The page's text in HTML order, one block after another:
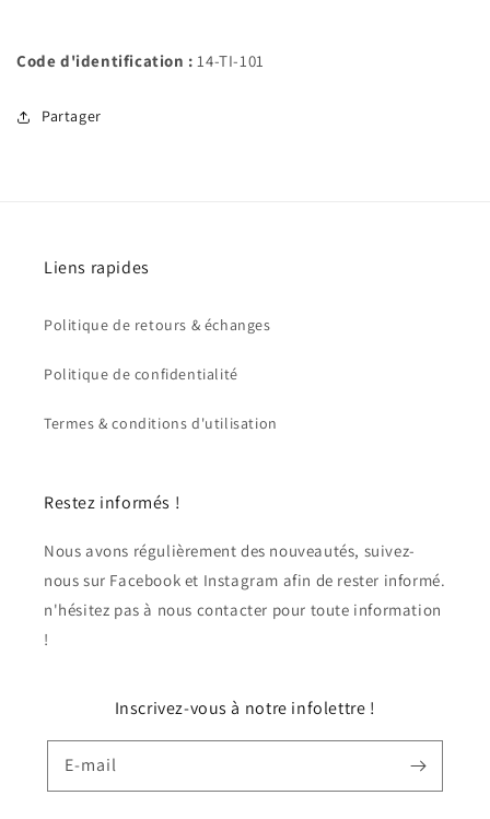
Code d'identification : 14-TI-101
Partager
Liens rapides
Politique de retours & échanges
Politique de confidentialité
Termes & conditions d'utilisation
Restez informés !
Nous avons régulièrement des nouveautés, suivez-
nous sur Facebook et Instagram afin de rester informé.
n'hésitez pas à nous contacter pour toute information
!
Inscrivez-vous à notre infolettre !
E-mail